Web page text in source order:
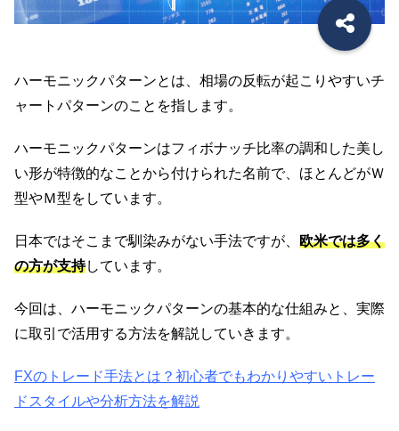
ハーモニックパターンとは、相場の反転が起こりやすいチ
ャートパターンのことを指します。
ハーモニックパターンはフィボナッチ比率の調和した美し
い形が特徴的なことから付けられた名前で、ほとんどがＷ
型やＭ型をしています。
日本ではそこまで馴染みがない手法ですが、 欧米では多く
の方が支持しています。
今回は、ハーモニックパターンの基本的な仕組みと、実際
に取引で活用する方法を解説していきます。
FXのトレード手法とは？初心者でもわかりやすいトレー
ドスタイルや分析方法を解説